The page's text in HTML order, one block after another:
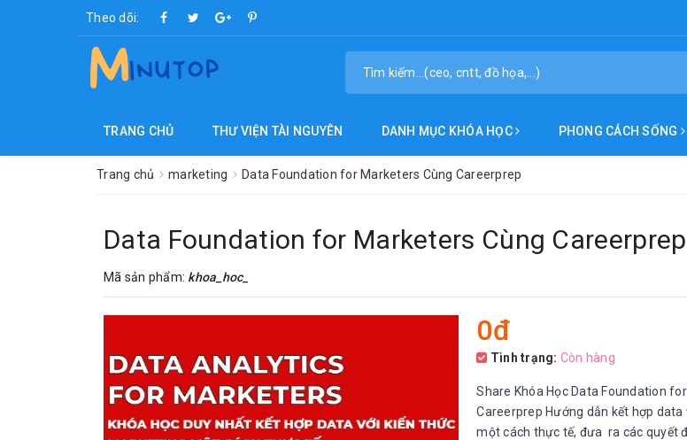
Theo dõi:
TRANG CHỦ THƯ VIỆN TÀI NGUYÊN DANH MỤC KHÓA HỌC PHONG CÁCH SỐNG
Trang chủ marketing Data Foundation for Marketers Cùng Careerprep
Data Foundation for Marketers Cùng Careerprep
Mã sản phẩm: khoa_hoc_
0đ
Tình trạng: Còn hàng
Share Khóa Học Data Foundation
Careerprep Hướng dẫn kết hợp
một cách thực tế, đưa ra các quyết